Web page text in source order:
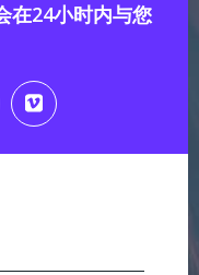
在24小时内与您